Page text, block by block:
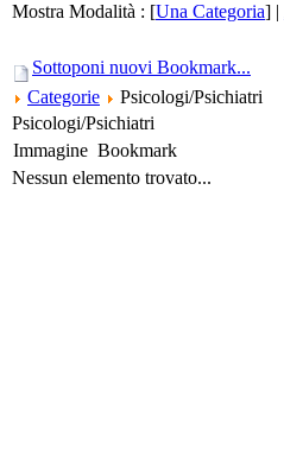
Mostra Modalità : [Una Categoria] |
Sottoponi nuovi Bookmark...
Categorie
Psicologi/Psichiatri
Psicologi/Psichiatri
Immagine Bookmark
Nessun elemento trovato...